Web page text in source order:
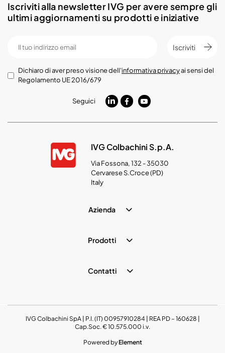
Iscriviti alla newsletter IVG per avere sempre gli
ultimi aggiornamenti su prodotti e iniziative
Iscriviti
Dichiaro di aver preso visione dell'informativa privacyai sensi del
Regolamento UE 2016/679
Seguici
IVG Colbachini S.p.A.
Via Fossona, 132 - 35030
Cervarese S.Croce (PD)
Italy
Azienda
Prodotti
Contatti
IVG Colbachini SpA | P.I. (IT) 00957910284 | REA PD – 160628 |
Cap.Soc. € 10.575.000 i.v.
Powered by Element